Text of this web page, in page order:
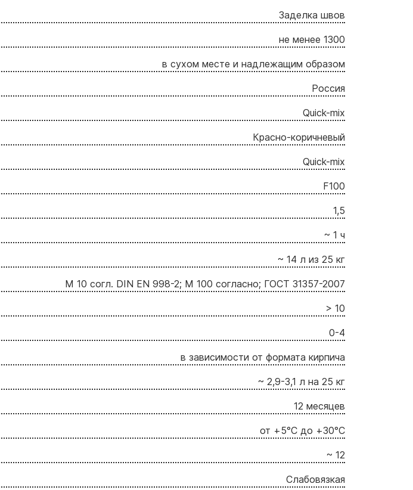
Заделка швов
не менее 1300
в сухом месте и надлежащим образом
Россия
Quick-mix
Красно-коричневый
Quick-mix
F100
1,5
~ 1 ч
~ 14 л из 25 кг
М 10 согл. DIN EN 998-2; М 100 согласно; ГОСТ 31357-2007
> 10
0-4
в зависимости от формата кирпича
~ 2,9-3,1 л на 25 кг
12 месяцев
от +5°C до +30°C
~ 12
Слабовязкая